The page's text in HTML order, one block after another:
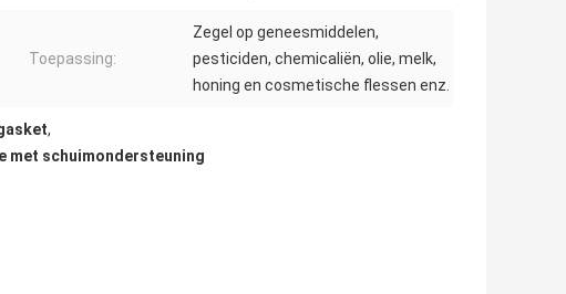
Toepassing:
Zegel op geneesmiddelen,
pesticiden, chemicaliën, olie, melk,
honing en cosmetische flessen enz.
,
met schuimondersteuning